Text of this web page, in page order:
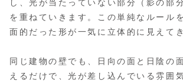
し、光が当たっていない部分（影の部
を重ねていきます。この単純なルール
面的だった形が一気に立体的に見えて
同じ建物の壁でも、日向の面と日陰の
えるだけで、光が差し込んでいる雰囲